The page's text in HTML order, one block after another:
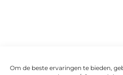
Om de beste ervaringen te bieden,